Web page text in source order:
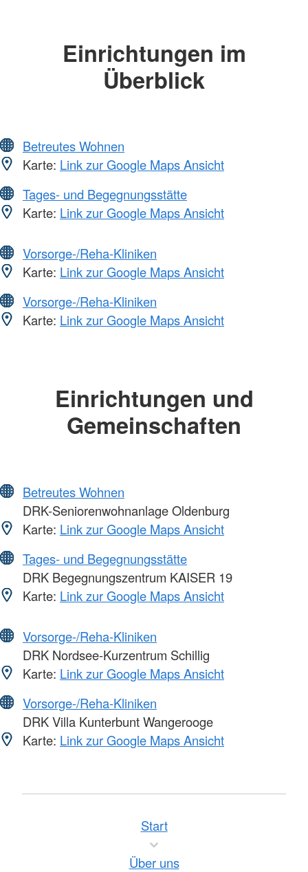
Einrichtungen im
Überblick
Betreutes Wohnen
Karte: Link zur Google Maps Ansicht
Tages- und Begegnungsstätte
Karte: Link zur Google Maps Ansicht
Vorsorge-/Reha-Kliniken
Karte: Link zur Google Maps Ansicht
Vorsorge-/Reha-Kliniken
Karte: Link zur Google Maps Ansicht
Einrichtungen und
Gemeinschaften
Betreutes Wohnen
DRK-Seniorenwohnanlage Oldenburg
Karte: Link zur Google Maps Ansicht
Tages- und Begegnungsstätte
DRK Begegnungszentrum KAISER 19
Karte: Link zur Google Maps Ansicht
Vorsorge-/Reha-Kliniken
DRK Nordsee-Kurzentrum Schillig
Karte: Link zur Google Maps Ansicht
Vorsorge-/Reha-Kliniken
DRK Villa Kunterbunt Wangerooge
Karte: Link zur Google Maps Ansicht
Start
Über uns